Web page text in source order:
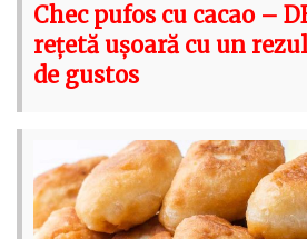
Chec pufos cu cacao –
rețetă ușoară cu un
de gustos